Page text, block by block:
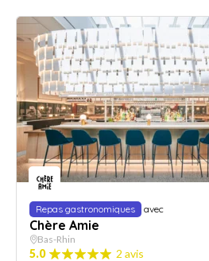
Repas gastronomiques avec
Chère Amie
Bas-Rhin
5.0 2 avis